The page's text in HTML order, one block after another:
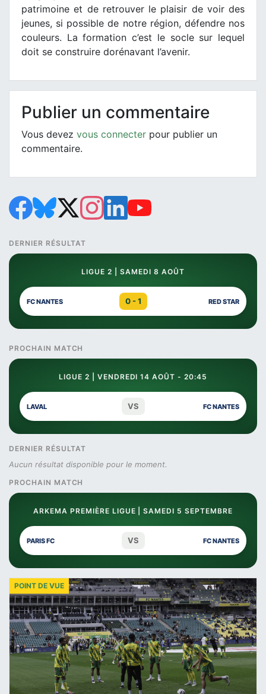
patrimoine et de retrouver le plaisir de voir des
jeunes, si possible de notre région, défendre nos
couleurs. La formation c’est le socle sur lequel
doit se construire dorénavant l’avenir.
Publier un commentaire
Vous devez vous connecter pour publier un
commentaire.
DERNIER RÉSULTAT
LIGUE 2 | SAMEDI 8 AOÛT
FC NANTES 0 - 1 RED STAR
PROCHAIN MATCH
LIGUE 2 | VENDREDI 14 AOÛT - 20:45
LAVAL VS FC NANTES
DERNIER RÉSULTAT
Aucun résultat disponible pour le moment.
PROCHAIN MATCH
ARKEMA PREMIÈRE LIGUE | SAMEDI 5 SEPTEMBRE
PARIS FC VS FC NANTES
POINT DE VUE